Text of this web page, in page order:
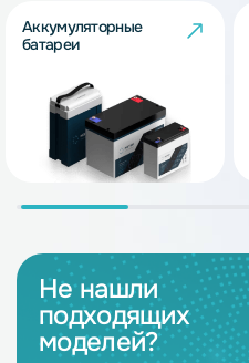
Аккумуляторные
батареи
Не нашли
подходящих
моделей?